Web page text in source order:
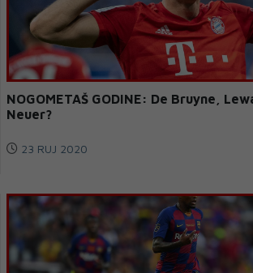
NOGOMETAŠ GODINE: De Bruyne,
Neuer?
23 RUJ 2020